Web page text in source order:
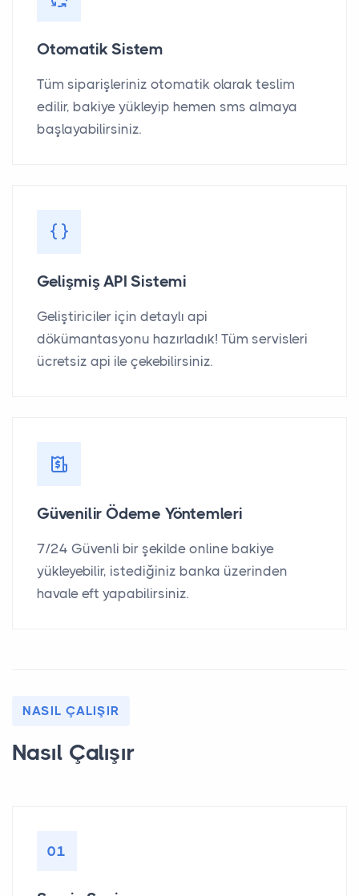
Otomatik Sistem
Tüm siparişleriniz otomatik olarak teslim
edilir, bakiye yükleyip hemen sms almaya
başlayabilirsiniz.
Gelişmiş API Sistemi
Geliştiriciler için detaylı api
dökümantasyonu hazırladık! Tüm servisleri
ücretsiz api ile çekebilirsiniz.
Güvenilir Ödeme Yöntemleri
7/24 Güvenli bir şekilde online bakiye
yükleyebilir, istediğiniz banka üzerinden
havale eft yapabilirsiniz.
NASIL ÇALIŞIR
Nasıl Çalışır
01